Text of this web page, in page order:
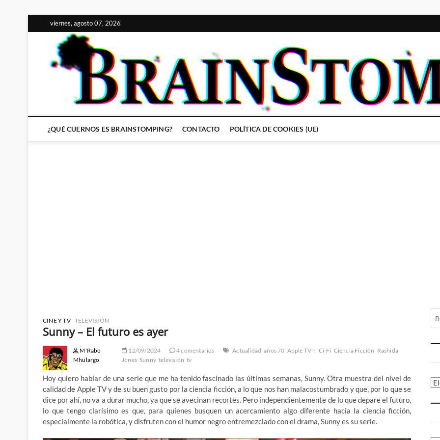
al
contenido
viernes, agosto 07, 2026
¿QUÉ CUERNOS ES BRAINSTOMPING? CONTACTO POLÍTICA DE COOKIES (UE)
CINE Y TV TELEVISIÓN
Sunny – El futuro es ayer
M'Rabo
Mhulargo
12/09/2024 4 comentarios Actualidad años 70 Apple TV + Ci-Fi Ciencia Ficción Rashida
Jones Sunny televisión tv
Hoy quiero hablar de una serie que me ha tenido fascinado las últimas semanas, Sunny. Otra muestra del nivel de
calidad de Apple TV y de su buen gusto por la ciencia ficción, a lo que nos han malacostumbrado y que, por lo que se
dice por ahí, no va a durar mucho, ya que se avecinan recortes. Pero independientemente de lo que depare el futuro,
lo que tengo clarísimo es que, para quienes busquen un acercamiento algo diferente hacia la ciencia ficción,
especialmente la robótica, y disfruten con el humor negro entremezclado con el drama, Sunny es su serie.